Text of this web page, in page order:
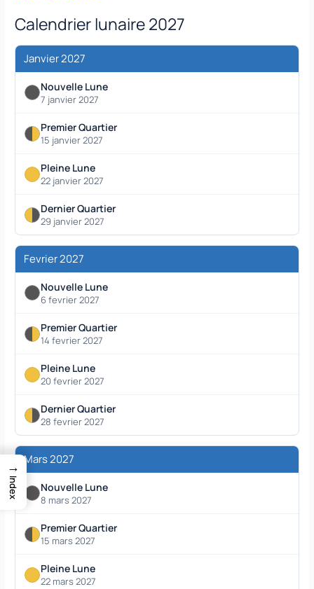
Calendrier lunaire 2027
Janvier 2027
Nouvelle Lune
7 janvier 2027
Premier Quartier
15 janvier 2027
Pleine Lune
22 janvier 2027
Dernier Quartier
29 janvier 2027
Fevrier 2027
Nouvelle Lune
6 fevrier 2027
Premier Quartier
14 fevrier 2027
Pleine Lune
20 fevrier 2027
Dernier Quartier
28 fevrier 2027
Mars 2027
Nouvelle Lune
8 mars 2027
Premier Quartier
15 mars 2027
Pleine Lune
22 mars 2027
→
Index